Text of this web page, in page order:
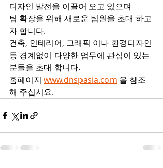
디자인 발전을 이끌어 오고 있으며
팀 확장을 위해 새로운 팀원을 초대 하고
자 합니다.
건축, 인테리어, 그래픽 이나 환경디자인
등 경계없이 다양한 업무에 관심이 있는
분들을 초대 합니다.
홈페이지 www.dnspasia.com 을 참조
해 주십시요.